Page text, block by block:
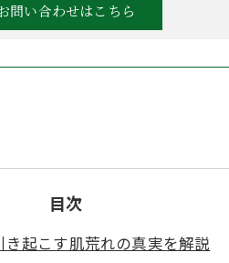
問い合わせはこちら
目次
き起こす肌荒れの真実を解説